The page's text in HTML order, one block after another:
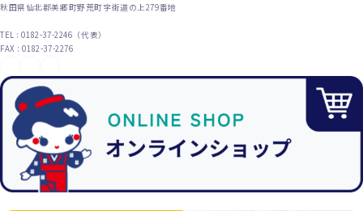
秋田県仙北郡美郷町野荒町字街道の上279番地
TEL : 0182-37-2246（代表）
FAX : 0182-37-2276